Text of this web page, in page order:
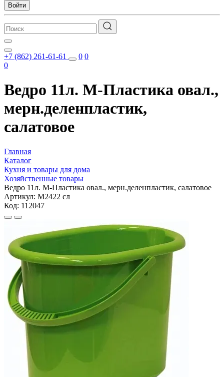
Войти
+7 (862) 261-61-61 0 0
0
Ведро 11л. М-Пластика овал.,
мерн.деленпластик,
салатовое
Главная
Каталог
Кухня и товары для дома
Хозяйственные товары
Ведро 11л. М-Пластика овал., мерн.деленпластик, салатовое
Артикул: М2422 сл
Код: 112047